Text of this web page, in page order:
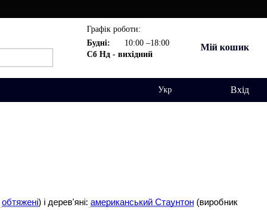
Графік роботи:
Будні:
10:00 –18:00
Сб Нд - вихідний
Мій кошик
Укр Вхід
обтяжені) і дерев'яні: американський Стаунтон (виробник